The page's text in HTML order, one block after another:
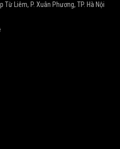
Liêm, P. Xuân Phương, TP. Hà Nội